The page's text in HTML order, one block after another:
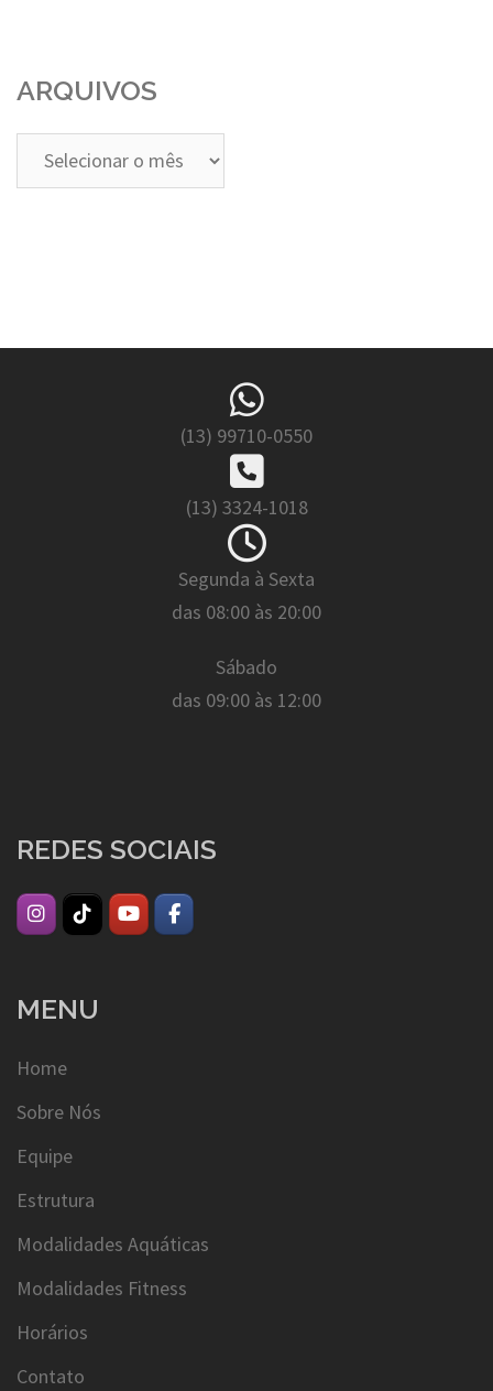
ARQUIVOS
Arquivos
(13) 99710-0550
(13) 3324-1018
Segunda à Sexta
das 08:00 às 20:00
Sábado
das 09:00 às 12:00
REDES SOCIAIS
MENU
Home
Sobre Nós
Equipe
Estrutura
Modalidades Aquáticas
Modalidades Fitness
Horários
Contato